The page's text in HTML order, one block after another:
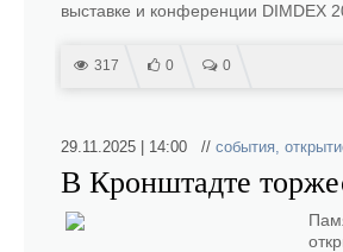
выставке и конференции DIMDEX
317 0 0
29.11.2025 | 14:00 // события,
В Кронштадте